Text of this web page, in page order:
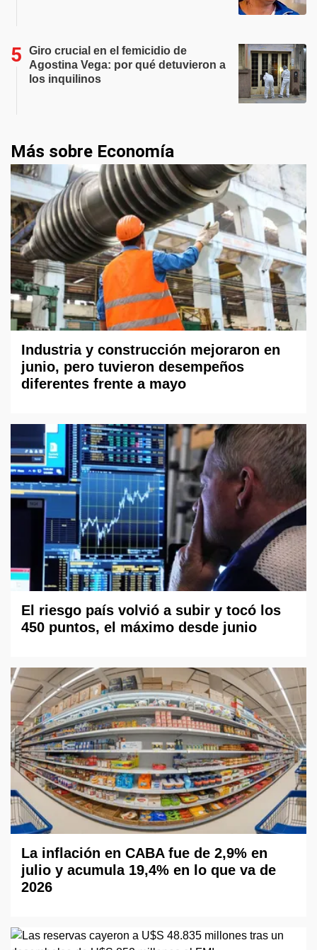
Giro crucial en el femicidio de
Agostina Vega: por qué detuvieron a
los inquilinos
Más sobre Economía
Industria y construcción mejoraron en
junio, pero tuvieron desempeños
diferentes frente a mayo
El riesgo país volvió a subir y tocó los
450 puntos, el máximo desde junio
La inflación en CABA fue de 2,9% en
julio y acumula 19,4% en lo que va de
2026